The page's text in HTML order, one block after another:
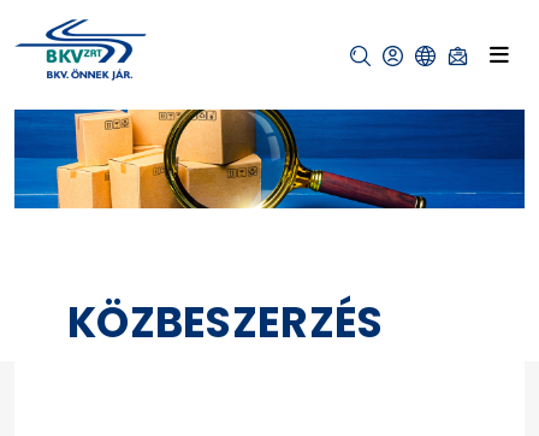
KÖZBESZERZÉS